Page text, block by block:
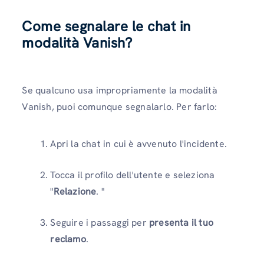
Come segnalare le chat in
modalità Vanish?
Se qualcuno usa impropriamente la modalità
Vanish, puoi comunque segnalarlo. Per farlo:
Apri la chat in cui è avvenuto l'incidente.
Tocca il profilo dell'utente e seleziona
"Relazione. "
Seguire i passaggi per presenta il tuo
reclamo.